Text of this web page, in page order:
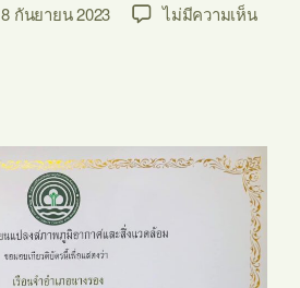
8 กันยายน 2023 ไม่มีความเห็น